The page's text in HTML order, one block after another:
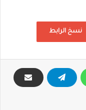
نسخ الرابط